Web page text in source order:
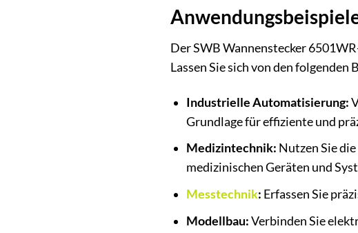
Der SWB Wannenstecker
Lassen Sie sich von den
Industrielle Automatisierung:
Grundlage für effiziente und
Medizintechnik: Nutzen Sie
medizinischen Geräten und
Messtechnik: Erfassen Sie
Modellbau:Verbinden Sie